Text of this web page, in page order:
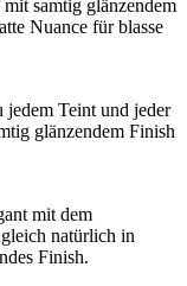
samtig glänzendem
Nuance für blasse
jedem Teint und jeder
glänzendem Finish
mit dem
natürlich in
Finish.